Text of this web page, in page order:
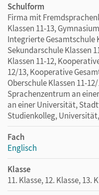
Schulform
Firma mit
Klassen 11-13,
Integrierte Gesamtschule
Sekundarschule Klassen
Klassen 11-12,
12/13, Kooperative
Oberschule Klassen 11-
Sprachenzentrum an
an einer Universität,
Studienkolleg,
Fach
Englisch
Klasse
11. Klasse, 12. Klasse, 13.